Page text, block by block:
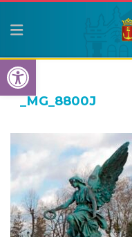
Eszköztár
_MG_8800J